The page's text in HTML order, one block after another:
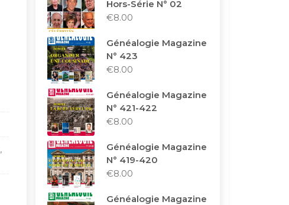
,
Hors-Série N° 02
€8.00
Généalogie Magazine
N° 423
€8.00
Généalogie Magazine
N° 421-422
€8.00
Généalogie Magazine
N° 419-420
€8.00
Généalogie Magazine